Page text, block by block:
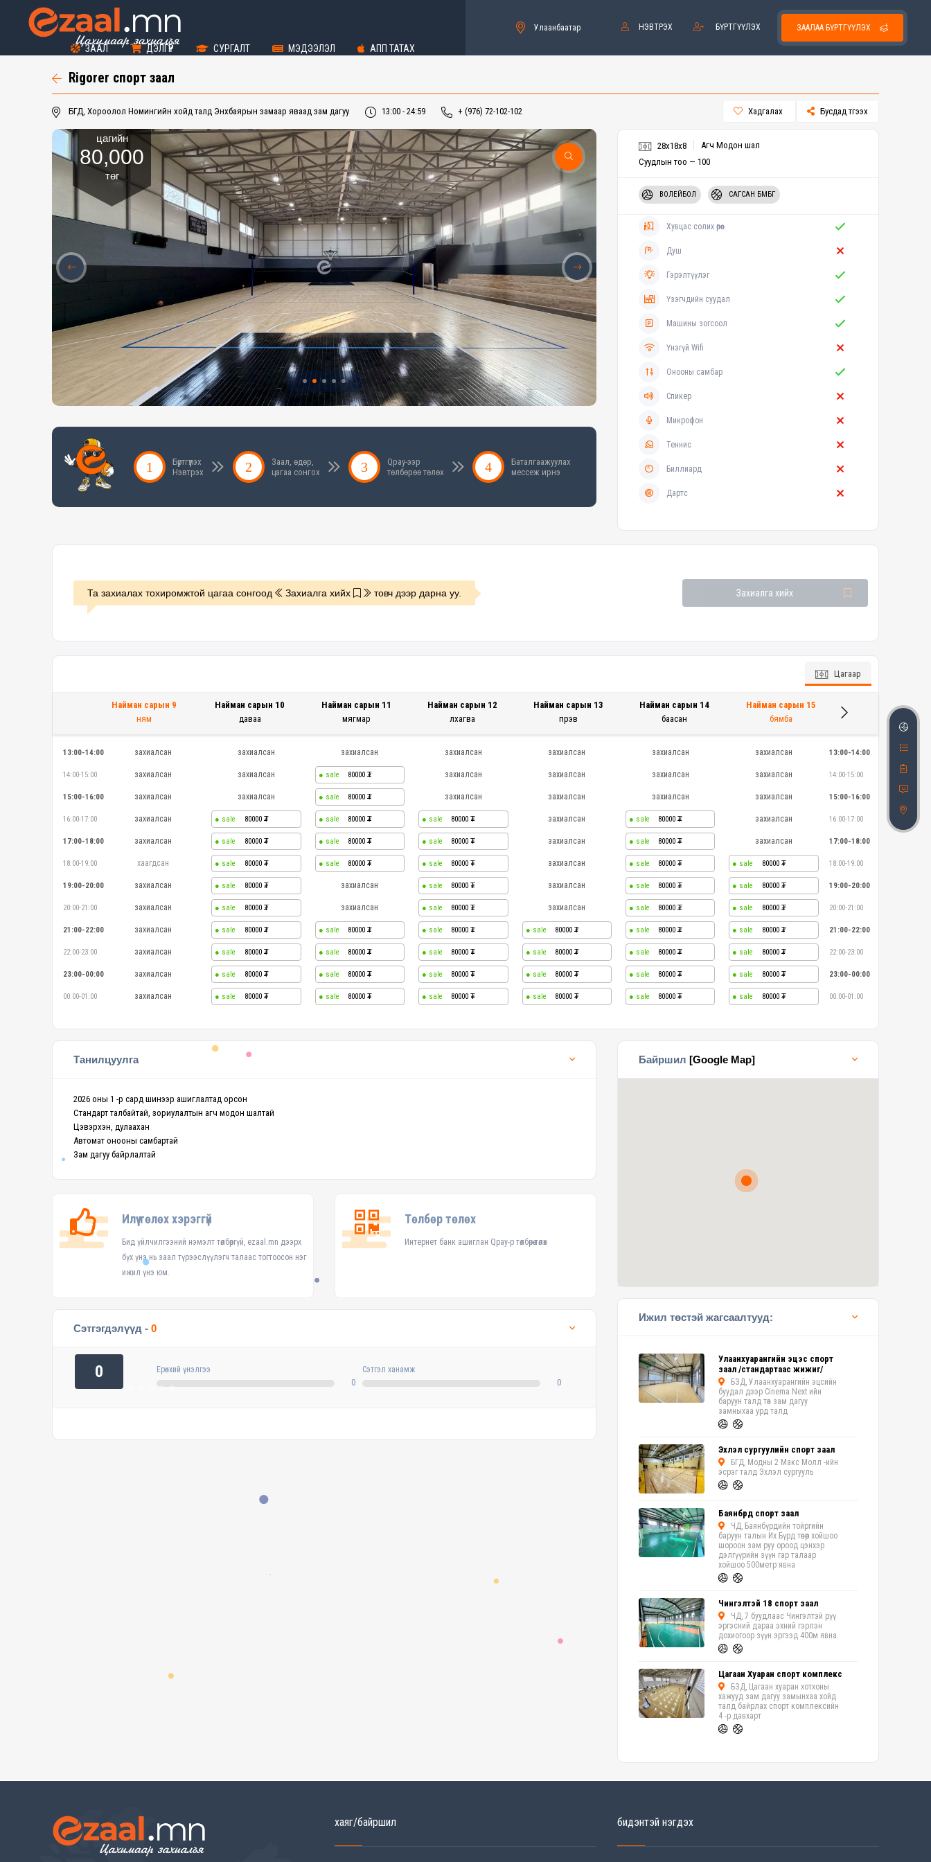
ЗААЛАА БҮРТГҮҮЛЭХ
БҮРТГҮҮЛЭХ
НЭВТРЭХ
Улаанбаатар
ЗААЛ ДЭЛГҮҮР СУРГАЛТ МЭДЭЭЛЭЛ АПП ТАТАХ
Rigorer спорт заал
Хадгалах Бусдад түгээх
БГД, Хороолол Номингийн хойд талд Энхбаярын замаар яваад зам дагуу 13:00 - 24:59 + (976) 72-102-102
цагийн
80,000
төг
Бүртгүүлэх
Нэвтрэх
Заал, өдөр,
цагаа сонгох
Qpay-ээр
төлбөрөө төлөх
Баталгаажуулах
мессеж ирнэ
28x18x8
Агч Модон шал
Суудлын тоо — 100
ВОЛЕЙБОЛ САГСАН БӨМБӨГ
Хувцас солих өрөө
Душ
Гэрэлтүүлэг
Үзэгчдийн суудал
Машины зогсоол
Үнэгүй Wifi
Онооны самбар
Спикер
Микрофон
Теннис
Биллиард
Дартс
Та захиалах тохиромжтой цагаа сонгоод Захиалга хийх товч дээр дарна уу. Захиалга хийх
Цагаар
Найман сарын 9
ням
Найман сарын 10
даваа
Найман сарын 11
мягмар
Найман сарын 12
лхагва
Найман сарын 13
пүрэв
Найман сарын 14
баасан
Найман сарын 15
бямба
13:00-14:00 захиалсан захиалсан захиалсан захиалсан захиалсан захиалсан захиалсан 13:00-14:00
14:00-15:00 захиалсан захиалсан 80000 захиалсан захиалсан захиалсан захиалсан 14:00-15:00
15:00-16:00 захиалсан захиалсан 80000 захиалсан захиалсан захиалсан захиалсан 15:00-16:00
16:00-17:00 захиалсан 80000 80000 80000 захиалсан 80000 захиалсан 16:00-17:00
17:00-18:00 захиалсан 80000 80000 80000 захиалсан 80000 захиалсан 17:00-18:00
18:00-19:00 хаагдсан 80000 80000 80000 захиалсан 80000 80000 18:00-19:00
19:00-20:00 захиалсан 80000 захиалсан 80000 захиалсан 80000 80000 19:00-20:00
20:00-21:00 захиалсан 80000 захиалсан 80000 захиалсан 80000 80000 20:00-21:00
21:00-22:00 захиалсан 80000 80000 80000 80000 80000 80000 21:00-22:00
22:00-23:00 захиалсан 80000 80000 80000 80000 80000 80000 22:00-23:00
23:00-00:00 захиалсан 80000 80000 80000 80000 80000 80000 23:00-00:00
00:00-01:00 захиалсан 80000 80000 80000 80000 80000 80000 00:00-01:00
Танилцуулга
2026 оны 1 -р сард шинээр ашиглалтад орсон
Стандарт талбайтай, зориулалтын агч модон шалтай
Цэвэрхэн, дулаахан
Автомат онооны самбартай
Зам дагуу байрлалтай
Илүү төлөх хэрэггүй
Бид үйлчилгээний нэмэлт төлбөргүй, ezaal.mn дээрх
бүх үнэ нь заал түрээслүүлэгч талаас тогтоосон нэг
ижил үнэ юм.
Төлбөр төлөх
Интернет банк ашиглан Qpay-р төлбөрөө төлөх
Сэтгэгдэлүүд - 0
0 Ерөнхий үнэлгээ
0
Сэтгэл ханамж
0
Байршил [Google Map]
Ижил төстэй жагсаалтууд:
Улаанхуарангийн эцэс спорт
заал /стандартаас жижиг/
БЗД, Улаанхуарангийн эцсийн
буудал дээр Cinema Next ийн
баруун талд төв зам дагуу
замныхаа урд талд
Эхлэл сургуулийн спорт заал
БГД, Модны 2 Макс Молл -ийн
эсрэг талд Эхлэл сургууль
Баянбүрд спорт заал
ЧД, Баянбүрдийн тойргийн
баруун талын Их Бүрд төвөөр хойшоо
шороон зам руу ороод цэнхэр
дэлгүүрийн зүүн гар талаар
хойшоо 500метр явна
Чингэлтэй 18 спорт заал
ЧД, 7 буудлаас Чингэлтэй рүү
эргэсний дараа эхний гэрлэн
дохиогоор зүүн эргээд 400м явна
Цагаан Хуаран спорт комплекс
БЗД, Цагаан хуаран хотхоны
хажууд зам дагуу замынхаа хойд
талд байрлах спорт комплексийн
4 -р давхарт
хаяг/байршил бидэнтэй нэгдэх